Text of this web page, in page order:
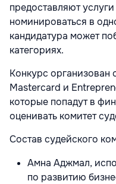
предоставляют
номинироваться в
кандидатура может
категориях.
Конкурс
Mastercard и
которые попадут в
оценивать комитет
Состав судейского
Амна Аджмал,
по развитию